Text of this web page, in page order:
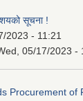
सूचना !
2023 - 11:21
05/17/2023 -
Procurement of